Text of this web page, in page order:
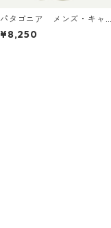
パタゴニア メンズ・キャ
プリーン・クール・デイリ
ー・シャツ（ハット・トリ
¥8,250